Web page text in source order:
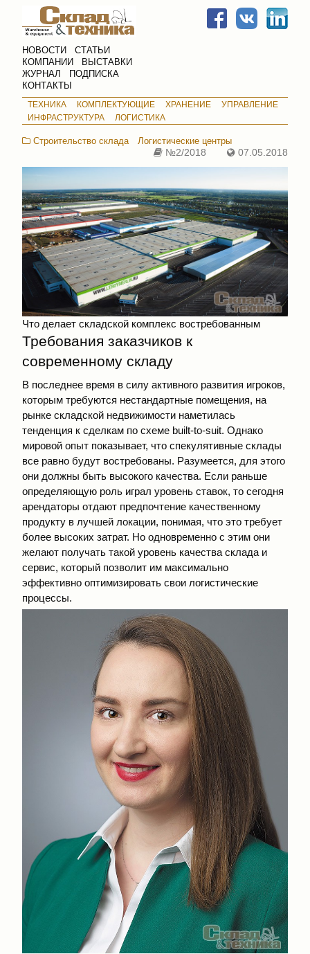
НОВОСТИ
СТАТЬИ
КОМПАНИИ
ВЫСТАВКИ
ЖУРНАЛ
ПОДПИСКА
КОНТАКТЫ
ТЕХНИКА КОМПЛЕКТУЮЩИЕ ХРАНЕНИЕ
УПРАВЛЕНИЕ
ИНФРАСТРУКТУРА
ЛОГИСТИКА
Строительство склада
Логистические центры
№2/2018
07.05.2018
Что делает складской комплекс востребованным
Требования заказчиков к
современному складу
В последнее время в силу активного развития игроков,
которым требуются нестандартные помещения, на
рынке складской недвижимости наметилась
тенденция к сделкам по схеме built-to-suit. Однако
мировой опыт показывает, что спекулятивные склады
все равно будут востребованы. Разумеется, для этого
они должны быть высокого качества. Если раньше
определяющую роль играл уровень ставок, то сегодня
арендаторы отдают предпочтение качественному
продукту в лучшей локации, понимая, что это требует
более высоких затрат. Но одновременно с этим они
желают получать такой уровень качества склада и
сервис, который позволит им максимально
эффективно оптимизировать свои логистические
процессы.